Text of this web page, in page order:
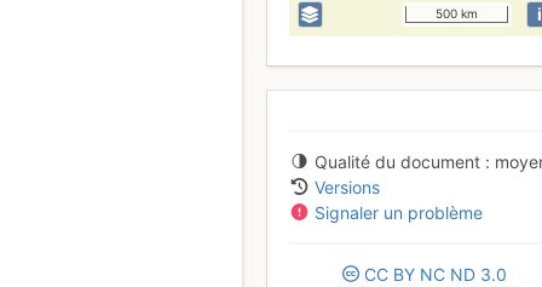
500 km i
Qualité du document
Versions
Signaler un problème
CC BY NC ND 3.0